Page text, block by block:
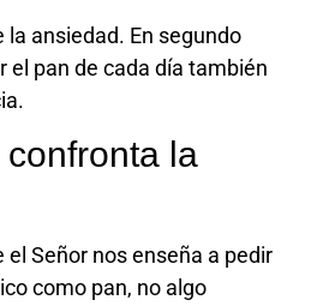
ansiedad. En segundo
el pan de cada día también
la
el Señor nos enseña a pedir
como pan, no algo